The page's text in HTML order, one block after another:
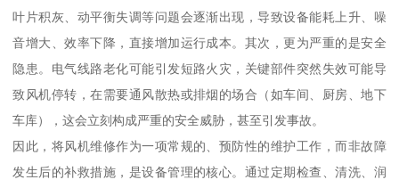
叶片积灰、动平衡失调等问题会逐渐出现，导致设备能耗上升、噪
音增大、效率下降，直接增加运行成本。其次，更为严重的是安全
隐患。电气线路老化可能引发短路火灾，关键部件突然失效可能导
致风机停转，在需要通风散热或排烟的场合（如车间、厨房、地下
车库），这会立刻构成严重的安全威胁，甚至引发事故。
因此，将风机维修作为一项常规的、预防性的维护工作，而非故障
发生后的补救措施，是设备管理的核心。通过定期检查、清洗、润